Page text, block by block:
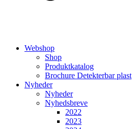
Webshop
Shop
Produktkatalog
Brochure Detekterbar plast
Nyheder
Nyheder
Nyhedsbreve
2022
2023